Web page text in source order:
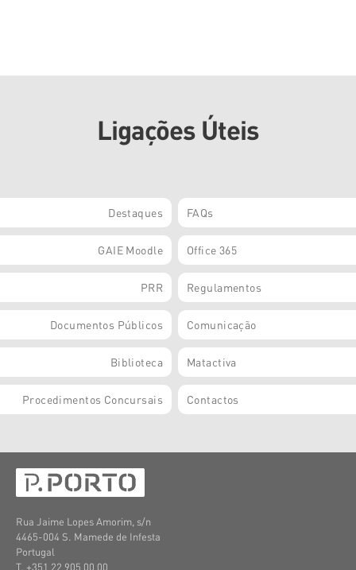
Ligações Úteis
Destaques FAQs
GAIE Moodle Office 365
PRR Regulamentos
Documentos Públicos Comunicação
Biblioteca Matactiva
Procedimentos Concursais Contactos
Rua Jaime Lopes Amorim, s/n
4465-004 S. Mamede de Infesta
Portugal
T. +351 22 905 00 00